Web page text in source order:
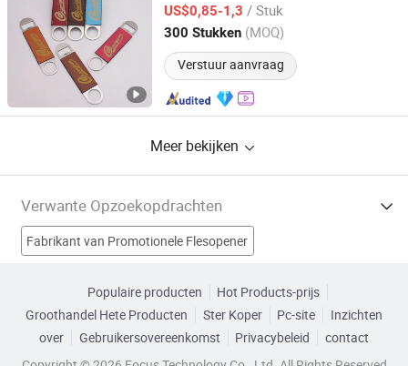
Leren OnderzetterFlesopener
US$0,85-1,3 / Stuk
300 Stukken (MOQ)
Verstuur aanvraag
Guangdong, China Sinds 2026
Meer bekijken
Verwante Opzoekopdrachten
Fabrikant van Promotionele Flesopener
Fabrikant van promotionele geschenk fles
Populaire producten
Hot Products-prijs
Groothandel Hete Producten
Ster Koper Pc-site
Inzichten
over
Gebruikersovereenkomst Privacybeleid
contact